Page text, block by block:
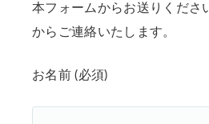
本フォームからお送りくださ
からご連絡いたします。
お名前 (必須)